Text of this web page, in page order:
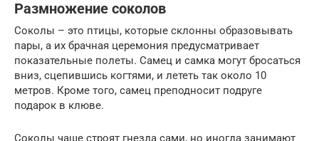
Размножение соколов
Соколы – это птицы, которые склонны образовывать
пары, а их брачная церемония предусматривает
показательные полеты. Самец и самка могут бросаться
вниз, сцепившись когтями, и лететь так около 10
метров. Кроме того, самец преподносит подруге
подарок в клюве.
Соколы чаще строят гнезда сами, но иногда занимают